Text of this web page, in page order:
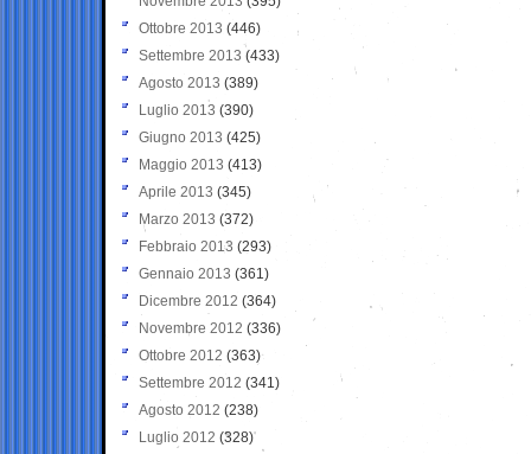
Ottobre 2013 (446)
Settembre 2013 (433)
Agosto 2013 (389)
Luglio 2013 (390)
Giugno 2013 (425)
Maggio 2013 (413)
Aprile 2013 (345)
Marzo 2013 (372)
Febbraio 2013 (293)
Gennaio 2013 (361)
Dicembre 2012 (364)
Novembre 2012 (336)
Ottobre 2012 (363)
Settembre 2012 (341)
Agosto 2012 (238)
Luglio 2012 (328)